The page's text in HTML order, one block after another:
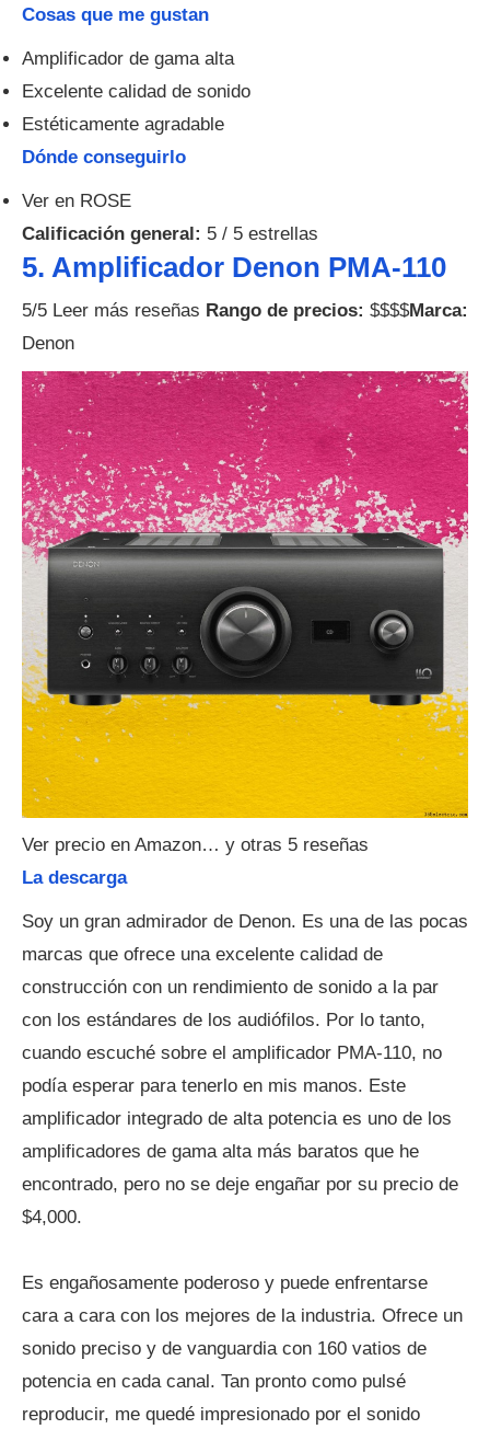
Cosas que me gustan
Amplificador de gama alta
Excelente calidad de sonido
Estéticamente agradable
Dónde conseguirlo
Ver en ROSE
Calificación general: 5 / 5 estrellas
5. Amplificador Denon PMA-110
5/5 Leer más reseñas Rango de precios: $$$$Marca:
Denon
Ver precio en Amazon… y otras 5 reseñas
La descarga
Soy un gran admirador de Denon. Es una de las pocas
marcas que ofrece una excelente calidad de
construcción con un rendimiento de sonido a la par
con los estándares de los audiófilos. Por lo tanto,
cuando escuché sobre el amplificador PMA-110, no
podía esperar para tenerlo en mis manos. Este
amplificador integrado de alta potencia es uno de los
amplificadores de gama alta más baratos que he
encontrado, pero no se deje engañar por su precio de
$4,000.
Es engañosamente poderoso y puede enfrentarse
cara a cara con los mejores de la industria. Ofrece un
sonido preciso y de vanguardia con 160 vatios de
potencia en cada canal. Tan pronto como pulsé
reproducir, me quedé impresionado por el sonido